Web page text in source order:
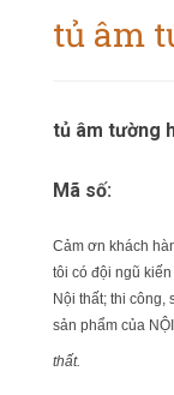
tủ âm
tủ âm tường
Mã số:
Cảm ơn khách
tôi có đội ngũ
Nội thất; thi công,
sản phẩm của
thất.